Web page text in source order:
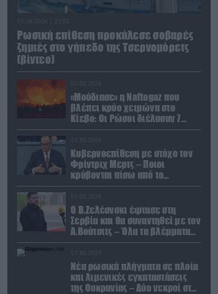
Ρωσική επίθεση προκάλεσε σοβαρές
ζημιές στο γήπεδο της Τσερνομόρετς
(βίντεο)
«Μούδιασε» η Naftogaz που
βλέπει κρύο χειμώνα στο
Κίεβο: Οι Ρώσοι διέλυσαν 7
εγκαταστάσεις του ουκρανικού
Κυβερνοεπίθεση με στόχο τον
Φρίντριχ Μερτς – Ποιοι
κρύβονται πίσω από το
παραποιημένο βίντεο
Ο Β.Ζελέσνσκι έφτασε στη
Σερβία και θα συναντηθεί με τον
Α.Βούτσιτς – Όλα τα βλέμματα
στις σχέσεις με τη Ρωσία
Νέα ρωσικά πλήγματα σε πλοία
και λιμενικές εγκαταστάσεις
της Ουκρανίας – Δύο νεκροί στην